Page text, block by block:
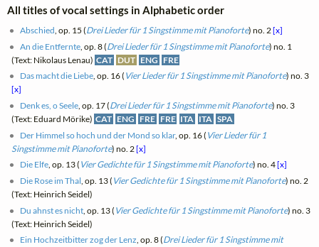
All titles of vocal settings in Alphabetic order
Abschied , op. 15 (Drei Lieder für 1 Singstimme mit Pianoforte) no. 2[x]
An die Entfernte , op. 8 (Drei Lieder für 1 Singstimme mit Pianoforte) no. 1
(Text: Nikolaus Lenau) CAT DUT ENG FRE
Das macht die Liebe, op. 16 ( Vier Lieder für 1 Singstimme mit Pianoforte) no. 3
[x]
Denk es, o Seele , op. 17 (Drei Lieder für 1 Singstimme mit Pianoforte) no. 3
(Text: Eduard Mörike) CAT ENG FRE FRE ITA ITA SPA
Der Himmel so hoch und der Mond so klar, op. 16 ( Vier Lieder für 1
Singstimme mit Pianoforte) no. 2[x]
Die Elfe, op. 13 ( Vier Gedichte für 1 Singstimme mit Pianoforte) no. 4[x]
Die Rose im Thal , op. 13 ( Vier Gedichte für 1 Singstimme mit Pianoforte) no. 2
(Text: Heinrich Seidel)
Du ahnst es nicht , op. 13 ( Vier Gedichte für 1 Singstimme mit Pianoforte) no. 3
(Text: Heinrich Seidel)
Ein Hochzeitbitter zog der Lenz, op. 8 (Drei Lieder für 1 Singstimme mit